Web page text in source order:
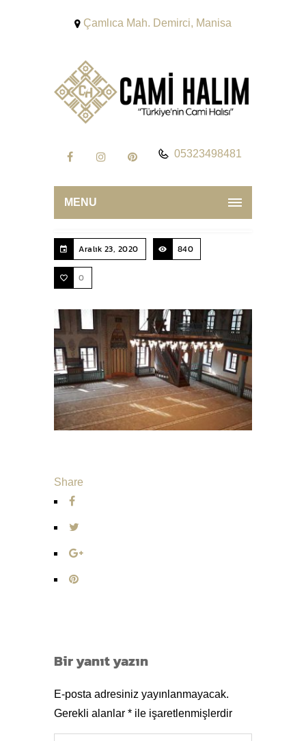
Çamlıca Mah. Demirci, Manisa
05323498481
MENU
Aralık 23, 2020 840
0
Share
Bir yanıt yazın
E-posta adresiniz yayınlanmayacak.
Gerekli alanlar * ile işaretlenmişlerdir